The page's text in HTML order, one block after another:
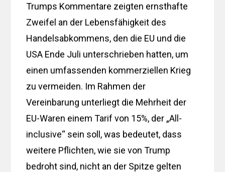
Trumps Kommentare zeigten ernsthafte
Zweifel an der Lebensfähigkeit des
Handelsabkommens, den die EU und die
USA Ende Juli unterschrieben hatten, um
einen umfassenden kommerziellen Krieg
zu vermeiden. Im Rahmen der
Vereinbarung unterliegt die Mehrheit der
EU-Waren einem Tarif von 15%, der „All-
inclusive“ sein soll, was bedeutet, dass
weitere Pflichten, wie sie von Trump
bedroht sind, nicht an der Spitze gelten